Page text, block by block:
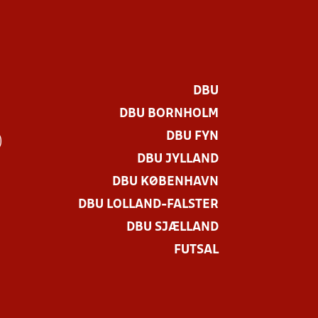
DBU
DBU BORNHOLM
DBU FYN
DBU JYLLAND
DBU KØBENHAVN
DBU LOLLAND-FALSTER
DBU SJÆLLAND
FUTSAL